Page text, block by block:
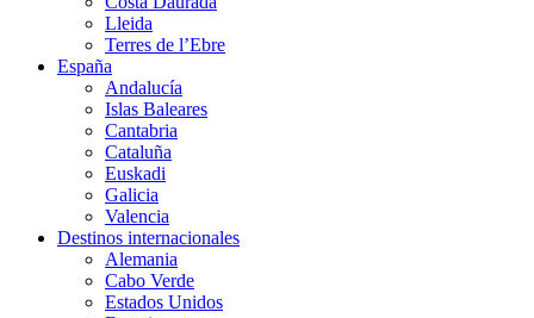
Lleida
Terres de l’Ebre
España
Andalucía
Islas Baleares
Cantabria
Cataluña
Euskadi
Galicia
Valencia
Destinos internacionales
Alemania
Cabo Verde
Estados Unidos